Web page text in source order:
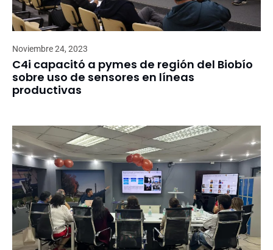
Noviembre 24, 2023
C4i capacitó a pymes de región del Biobío
sobre uso de sensores en líneas
productivas